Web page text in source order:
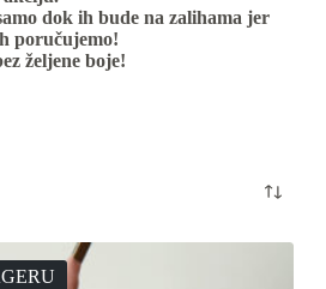
dok ih bude na zalihama jer
poručujemo!
željene boje!